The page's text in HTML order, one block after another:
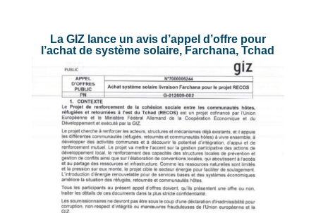
La GIZ lance un avis d’appel d’offre pour
l’achat de système solaire, Farchana, Tchad